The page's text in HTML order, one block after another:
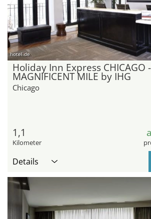
hotel.de
Holiday Inn Express CHICAGO -
MAGNIFICENT MILE by IHG
Chicago
1,1
Kilometer
Details